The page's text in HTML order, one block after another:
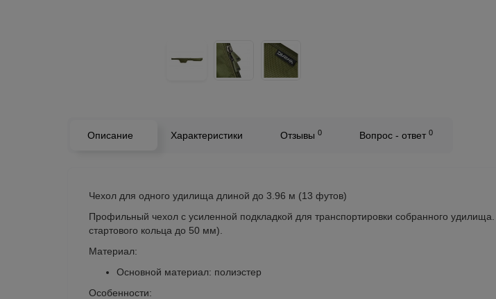
Описание Характеристики Отзывы 0 Вопрос - ответ 0
Чехол для одного удилища длиной до 3.96 м (13 футов)
Профильный чехол с усиленной подкладкой для транспортировки собранного
стартового кольца до 50 мм).
Материал:
Основной материал: полиэстер
Особенности: